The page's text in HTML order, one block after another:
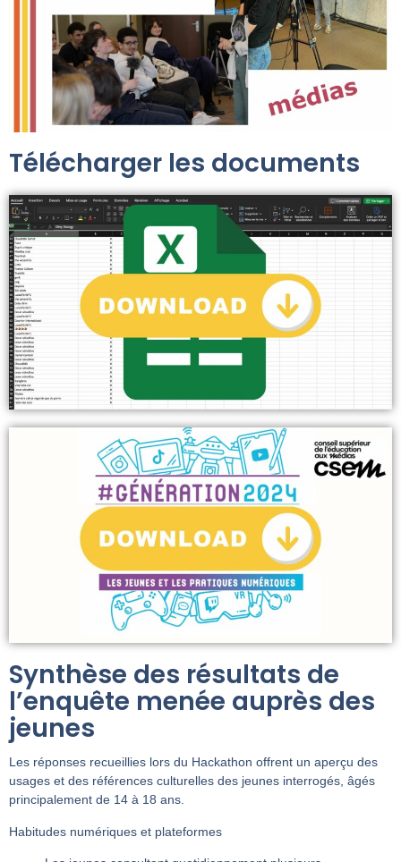
Télécharger les documents
Synthèse des résultats de
l’enquête menée auprès des
jeunes
Les réponses recueillies lors du Hackathon offrent un aperçu des
usages et des références culturelles des jeunes interrogés, âgés
principalement de 14 à 18 ans.
Habitudes numériques et plateformes